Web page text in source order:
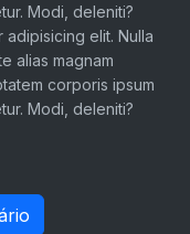
Modi, deleniti?
elit. Nulla
alias magnam
corporis ipsum
Modi, deleniti?